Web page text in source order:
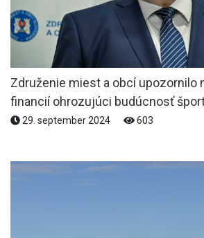
Združenie miest a obcí upozornilo
financií ohrozujúci budúcnosť
29. september 2024 603